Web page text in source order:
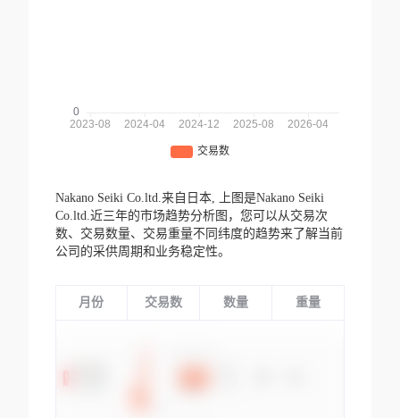
Nakano Seiki Co.ltd.来自日本,
上图是Nakano Seiki
Co.ltd.近三年的市场趋势分析图，您可以从交易次
数、交易数量、交易重量不同纬度的趋势来了解当前
公司的采供周期和业务稳定性。
月份 交易数 数量 重量